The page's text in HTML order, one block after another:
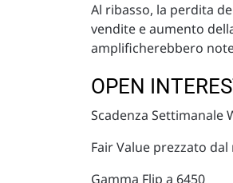
Al ribasso, la perdita
vendite e aumento
amplificherebbero
OPEN
Scadenza Settimanale
Fair Value prezzato
Gamma Flip a 6450